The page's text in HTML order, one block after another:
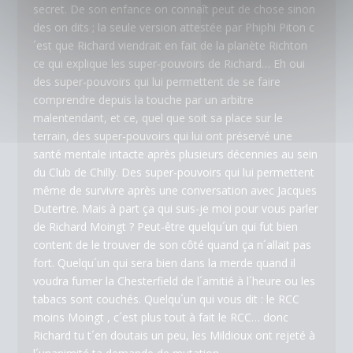
secret. De son enfance on connaît peut de chose sinon
des on dits ; la seule version attestée par Phiphi Piton c
´est que Richard viendrait en fait de la planète Richton
ce qui explique les super-pouvoirs de Richard… Eh oui
des super-pouvoirs qui lui permettent de se faire
comprendre depuis la touche par un arbitre
malentendant, et ce, quel que soit sa place sur le
terrain, des super-pouvoirs qui lui ont préservé une
santé mentale intacte après plusieurs décennies au sein
du Club de Chilly. Des super-pouvoirs qui lui permettent
même de survivre après une conversation avec Jacques
Dutertre. Mais à part ça qui suis-je moi pour vous parler
de Richard Moingt ? Peut-être quelqu´un qui fut bien
content de le trouver de son côté quand ça n´allait pas
fort. Quelqu´un qui sera bien dans la merde quand il
voudra fumer la Chesterfield de l´amitié à l´heure ou les
tabacs sont couchés. Quelqu´un qui vous dit : le RCC
moins Moingt , c´est plus tout à fait le RCC… donc
Richard tu t´en doutais un peu, les Mildioux ont rejeté à